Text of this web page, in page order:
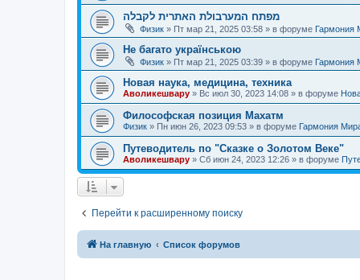
מפתח המערבולת האתרית לקבלה
Физик » Пт мар 21, 2025 03:58 » в форуме Гармония
Не багато українською
Физик » Пт мар 21, 2025 03:39 » в форуме Гармония
Новая наука, медицина, техника
Аволикешвару » Вс июл 30, 2023 14:08 » в форуме
Философская позиция Махатм
Физик » Пн июн 26, 2023 09:53 » в форуме Гармония
Путеводитель по "Сказке о Золотом Веке"
Аволикешвару » Сб июн 24, 2023 12:26 » в форуме
Перейти к расширенному поиску
На главную Список форумов